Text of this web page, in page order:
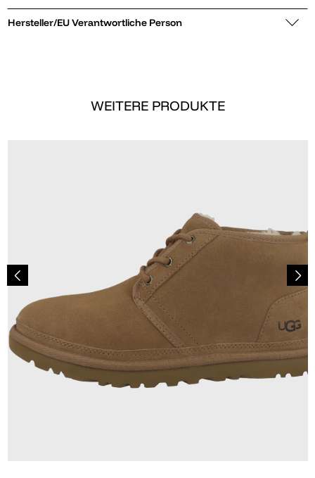
Hersteller/EU Verantwortliche Person
WEITERE PRODUKTE